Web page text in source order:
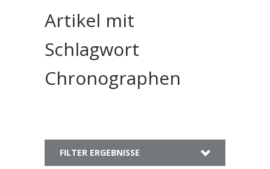
Artikel mit
Schlagwort
Chronographen
FILTER ERGEBNISSE